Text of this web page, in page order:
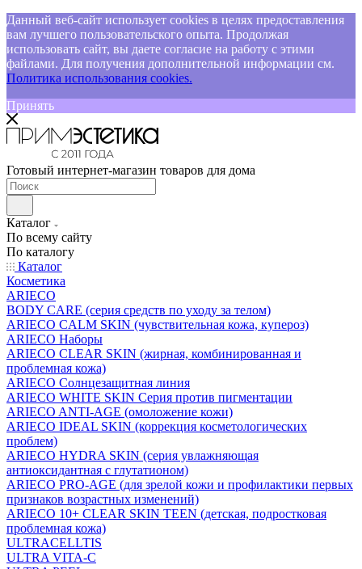
Данный веб-сайт использует cookies в целях предоставления
вам лучшего пользовательского опыта. Продолжая
использовать сайт, вы даете согласие на работу с этими
файлами. Для получения дополнительной информации см.
Политика использования cookies.
Принять
Готовый интернет-магазин товаров для дома
Каталог
По всему сайту
По каталогу
Каталог
Косметика
ARIECO
BODY CARE (серия средств по уходу за телом)
ARIECO CALM SKIN (чувствительная кожа, купероз)
ARIECO Наборы
ARIECO CLEAR SKIN (жирная, комбинированная и
проблемная кожа)
ARIECO Солнцезащитная линия
ARIECO WHITE SKIN Серия против пигментации
ARIECO ANTI-AGE (омоложение кожи)
ARIECO IDEAL SKIN (коррекция косметологических
проблем)
ARIECO HYDRA SKIN (серия увлажняющая
антиоксидантная с глутатионом)
ARIECO PRO-AGE (для зрелой кожи и профилактики первых
признаков возрастных изменений)
ARIECO 10+ CLEAR SKIN TEEN (детская, подростковая
проблемная кожа)
ULTRACELLTIS
ULTRA VITA-C